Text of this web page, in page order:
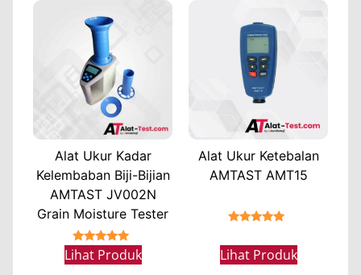
Alat Ukur Kadar
Kelembaban Biji-Bijian
AMTAST JV002N
Grain Moisture Tester
★★★★★
Lihat Produk
Alat Ukur Ketebalan
AMTAST AMT15
Lihat Produk